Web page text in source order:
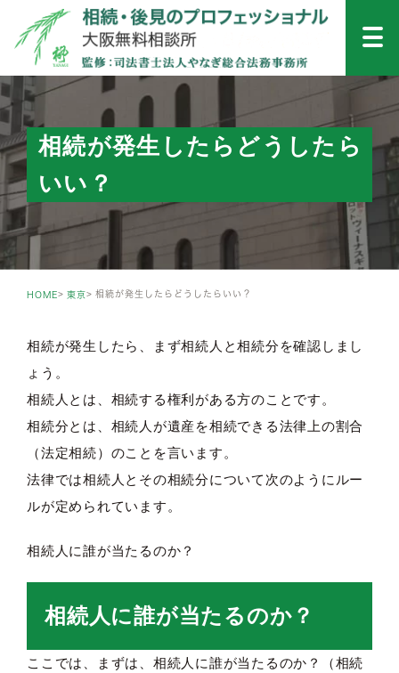
相続が発生したらどうしたら
いい？
HOME 東京 相続が発生したらどうしたらいい？
相続が発生したら、まず相続人と相続分を確認しまし
ょう。
相続人とは、相続する権利がある方のことです。
相続分とは、相続人が遺産を相続できる法律上の割合
（法定相続）のことを言います。
法律では相続人とその相続分について次のようにルー
ルが定められています。
相続人に誰が当たるのか？
相続人に誰が当たるのか？
ここでは、まずは、相続人に誰が当たるのか？（相続